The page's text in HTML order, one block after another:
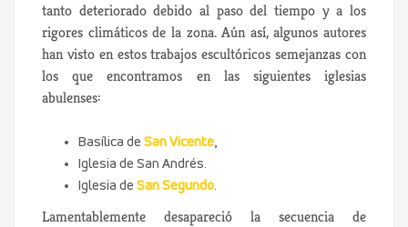
tanto deteriorado debido al paso del tiempo y a los
rigores climáticos de la zona. Aún así, algunos autores
han visto en estos trabajos escultóricos semejanzas con
los que encontramos en las siguientes iglesias
abulenses:
Basílica de San Vicente,
Iglesia de San Andrés.
Iglesia de San Segundo.
Lamentablemente desapareció la secuencia de